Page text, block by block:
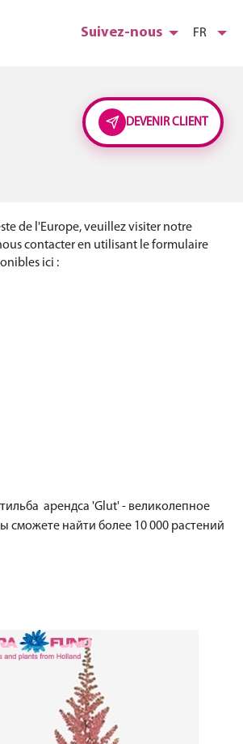
Suivez-nous FR
de l'Europe, veuillez visiter notre
contacter en utilisant le formulaire
ici :
арендса 'Glut' - великолепное
найти более 10 000 растений
DEVENIR CLIENT